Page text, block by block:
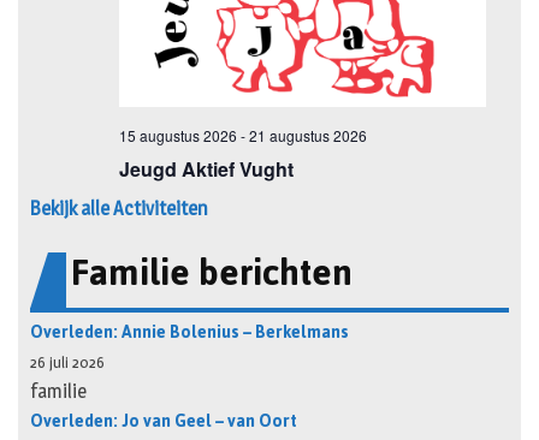
Bekijk alle Activiteiten
Familie berichten
Overleden: Annie Bolenius – Berkelmans
26 juli 2026
familie
Overleden: Jo van Geel – van Oort